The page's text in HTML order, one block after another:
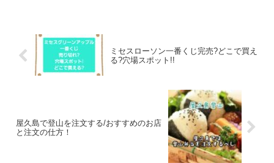
ミセスローソン一番くじ完売?どこで買え
る?穴場スポット!!
屋久島で登山を注文する/おすすめのお店
と注文の仕方！